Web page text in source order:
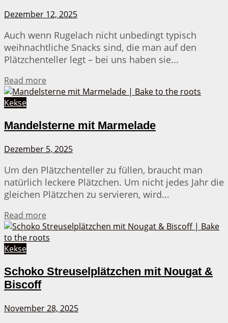
Dezember 12, 2025
Auch wenn Rugelach nicht unbedingt typisch
weihnachtliche Snacks sind, die man auf den
Plätzchenteller legt – bei uns haben sie...
Read more
Kekse
Mandelsterne mit Marmelade
Dezember 5, 2025
Um den Plätzchenteller zu füllen, braucht man
natürlich leckere Plätzchen. Um nicht jedes Jahr die
gleichen Plätzchen zu servieren, wird...
Read more
Kekse
Schoko Streuselplätzchen mit Nougat &
Biscoff
November 28, 2025